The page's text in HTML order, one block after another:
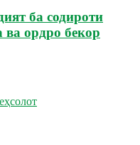
ба содироти
ва ордро бекор